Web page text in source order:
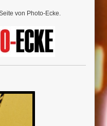
von Photo-Ecke.